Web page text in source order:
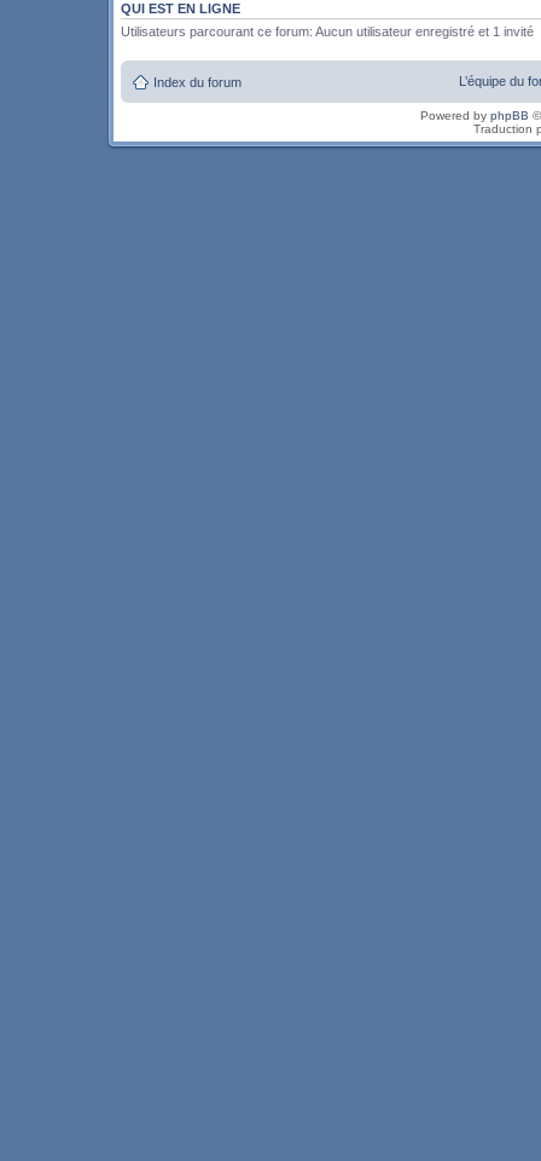
QUI EST EN LIGNE
Utilisateurs parcourant ce forum: Aucun utilisateur enregistré et 1 invité
Index du forum L’équipe du
Powered by phpBB
Traduction